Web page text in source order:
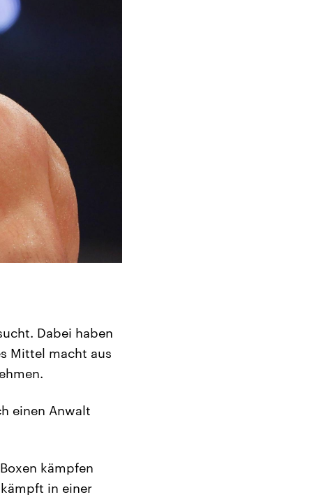
Dabei haben
Mittel macht aus
einen Anwalt
kämpfen
in einer